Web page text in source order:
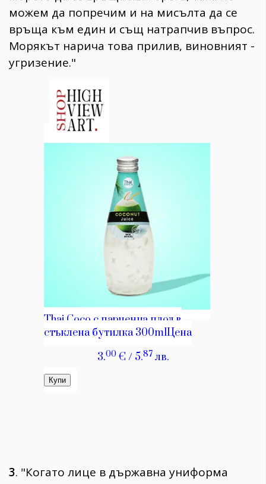
можем да попречим и на мисълта да се
връща към един и същ натрапчив въпрос.
Морякът нарича това прилив, виновният -
угризение."
3. "Когато лице в държавна униформа